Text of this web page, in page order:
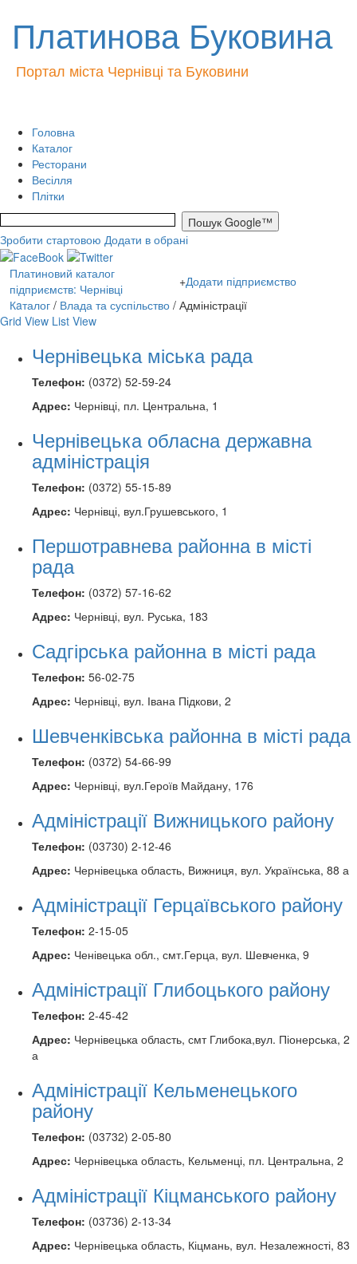
Платинова Буковина
Портал міста Чернівці та Буковини
Головна
Каталог
Ресторани
Весілля
Плітки
Зробити стартовою Додати в обрані
Платиновий каталог
підприємств: Чернівці
+Додати підприємство
Кaталог/ Влада та суспільство/ Адміністрації
Grid View List View
Чернівецька міська рада
Телефон: (0372) 52-59-24
Адрес: Чернівці, пл. Центральна, 1
Чернівецька обласна державна
адміністрація
Телефон: (0372) 55-15-89
Адрес: Чернівці, вул.Грушевського, 1
Першотравнева районна в місті
рада
Телефон: (0372) 57-16-62
Адрес: Чернівці, вул. Руська, 183
Садгірська районна в місті рада
Телефон: 56-02-75
Адрес: Чернівці, вул. Івана Підкови, 2
Шевченківська районна в місті рада
Телефон: (0372) 54-66-99
Адрес: Чернівці, вул.Героїв Майдану, 176
Адміністрації Вижницького району
Телефон: (03730) 2-12-46
Адрес: Чернівецька область, Вижниця, вул. Українська, 88 а
Адміністрації Герцаївського району
Телефон: 2-15-05
Адрес: Ченівецька обл., смт.Герца, вул. Шевченка, 9
Адміністрації Глибоцького району
Телефон: 2-45-42
Адрес: Чернівецька область, смт Глибока,вул. Піонерська, 2
а
Адміністрації Кельменецького
району
Телефон: (03732) 2-05-80
Адрес: Чернівецька область, Кельменці, пл. Центральна, 2
Адміністрації Кіцманського району
Телефон: (03736) 2-13-34
Адрес: Чернівецька область, Кіцмань, вул. Незалежності, 83